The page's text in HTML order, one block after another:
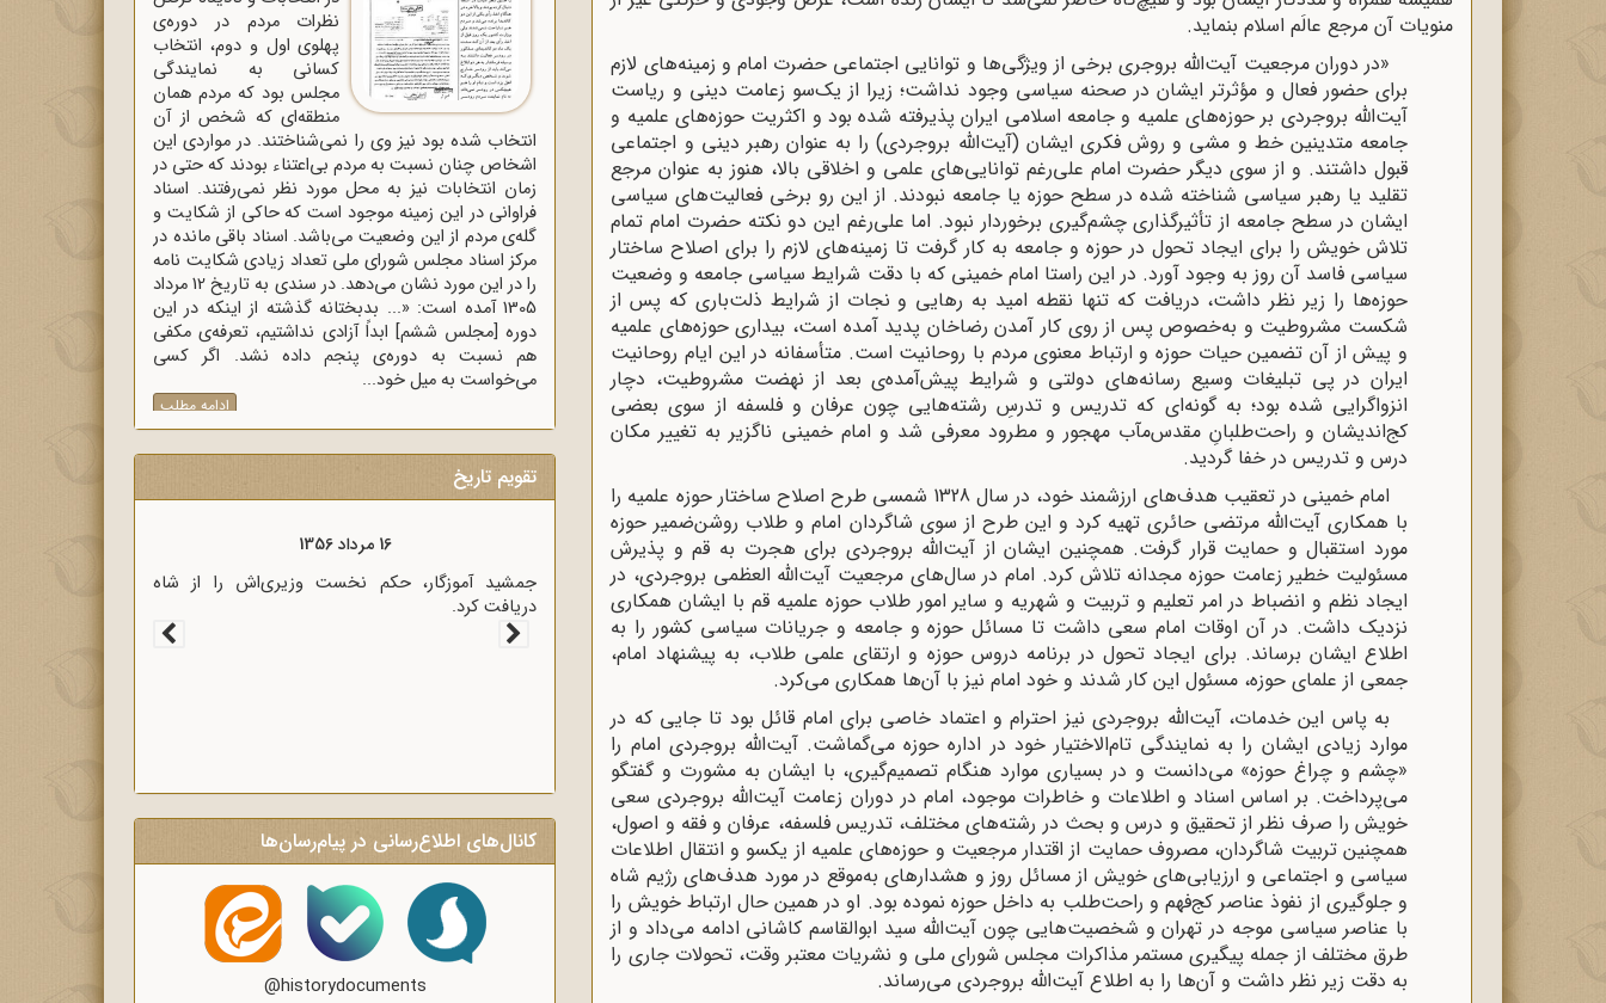
منویات آن مرجع عالَم اسلام بنماید.
«در دوران مرجعیت آیت‌الله بروجری برخی از ویژگی‌ها و توانایی اجتماعی حضرت امام و زمینه‌های لازم
برای حضور فعال و مؤثرتر ایشان در صحنه سیاسی وجود نداشت؛ زیرا از یک‌سو زعامت دینی و ریاست
آیت‌الله بروجردی بر حوزه‌های علمیه و جامعه اسلامی ایران پذیرفته شده بود و اکثریت حوزه‌های علمیه و
جامعه متدینین خط و مشی و روش فکری ایشان (آیت‌الله بروجردی) را به عنوان رهبر دینی و اجتماعی
قبول داشتند. و از سوی دیگر حضرت امام علی‌رغم توانایی‌های علمی و اخلاقی بالا، هنوز به عنوان مرجع
تقلید یا رهبر سیاسی شناخته شده در سطح حوزه یا جامعه نبودند. از این رو برخی فعالیت‌های سیاسی
ایشان در سطح جامعه از تأثیرگذاری چشم‌گیری برخوردار نبود. اما علی‌رغم این دو نکته حضرت امام تمام
تلاش خویش را برای ایجاد تحول در حوزه و جامعه به کار گرفت تا زمینه‌های لازم را برای اصلاح ساختار
سیاسی فاسد آن روز به وجود آورد. در این راستا امام خمینی که با دقت شرایط سیاسی جامعه و وضعیت
حوزه‌ها را زیر نظر داشت، دریافت که تنها نقطه امید به رهایی و نجات از شرایط ذلت‌باری که پس از
شکست مشروطیت و به‌خصوص پس از روی کار آمدن رضاخان پدید آمده است، بیداری حوزه‌های علمیه
و پیش از آن تضمین حیات حوزه و ارتباط معنوی مردم با روحانیت است. متأسفانه در این ایام روحانیت
ایران در پی تبلیغات وسیع رسانه‌های دولتی و شرایط پیش‌آمده‌ی بعد از نهضت مشروطیت، دچار
انزواگرایی شده بود؛ به گونه‌ای که تدریس و تدرسِ رشته‌هایی چون عرفان و فلسفه از سوی بعضی
کج‌اندیشان و راحت‌طلبانِ مقدس‌مآب مهجور و مطرود معرفی شد و امام خمینی ناگزیر به تغییر مکان
درس و تدریس در خفا گردید.
امام خمینی در تعقیب هدف‌های ارزشمند خود، در سال 1328 شمسی طرح اصلاح ساختار حوزه علمیه را
با همکاری آیت‌الله مرتضی حائری تهیه کرد و این طرح از سوی شاگردان امام و طلاب روشن‌ضمیر حوزه
مورد استقبال و حمایت قرار گرفت. همچنین ایشان از آیت‌الله بروجردی برای هجرت به قم و پذیرش
مسئولیت خطیر زعامت حوزه مجدانه تلاش کرد. امام در سال‌های مرجعیت آیت‌الله العظمی بروجردی، در
ایجاد نظم و انضباط در امر تعلیم و تربیت و شهریه و سایر امور طلاب حوزه علمیه قم با ایشان همکاری
نزدیک داشت‌. در آن اوقات امام سعی داشت تا مسائل حوزه و جامعه و جریانات سیاسی کشور را به
اطلاع ایشان برساند. برای ایجاد تحول در برنامه دروس حوزه و ارتقای علمی طلاب، به پیشنهاد امام،
جمعی از علمای حوزه، مسئول این کار شدند و خود امام نیز با آن‌ها همکاری می‌کرد.
به پاس این خدمات‌، آیت‌الله بروجردی نیز احترام و اعتماد خاصی برای امام قائل بود تا جایی که در
موارد زیادی ایشان را به نمایندگی تام‌الاختیار خود در اداره حوزه می‌گماشت‌. آیت‌الله بروجردی امام را
«چشم و چراغ حوزه‌» می‌دانست و در بسیاری موارد هنگام تصمیم‌گیری‌، با ایشان به مشورت و گفتگو
می‌پرداخت‌. بر اساس اسناد و اطلاعات و خاطرات موجود، امام در دوران زعامت آیت‌الله بروجردی سعی
خویش را صرف نظر از تحقیق و درس و بحث در رشته‌های مختلف، تدریس فلسفه، عرفان و فقه و اصول،
همچنین تربیت شاگردان، مصروف حمایت از اقتدار مرجعیت و حوزه‌های علمیه از یکسو و انتقال اطلاعات
سیاسی و اجتماعی و ارزیابی‌های خویش از مسائل روز و هشدارهای به‌موقع در مورد هدف‌های رژیم شاه
و جلوگیری از نفوذ عناصر کج‌فهم و راحت‌طلب به داخل حوزه نموده بود‌. او در همین حال ارتباط خویش را
با عناصر سیاسی موجه در تهران و شخصیت‌هایی چون آیت‌الله سید ابوالقاسم کاشانی ادامه می‌داد و از
طرق مختلف از جمله پیگیری مستمر مذاکرات مجلس شورای ملی و نشریات معتبر وقت‌، تحولات جاری را
به دقت زیر نظر داشت و آن‌ها را به اطلاع آیت‌الله بروجردی می‌رساند.
نظرات مردم در دوره‌ی
پهلوی اول و دوم، انتخاب
کسانی به نمایندگی
مجلس بود که مردم همان
منطقه‌ای که شخص از آن
انتخاب شده بود نیز وی را نمی‌شناختند. در مواردی این
اشخاص چنان نسبت به مردم بی‌اعتناء بودند که حتی در
زمان انتخابات نیز به محل مورد نظر نمی‌رفتند. اسناد
فراوانی در این زمینه موجود است که حاکی از شکایت و
گله‌ی مردم از این وضعیت می‌باشد. اسناد باقی مانده در
مرکز اسناد مجلس شورای ملی تعداد زیادی شکایت نامه
را در این مورد نشان می‌دهد. در سندی به تاریخ 12 مرداد
1305 آمده است: «... بدبختانه گذشته از اینکه در این
دوره [مجلس ششم] ابداً آزادی نداشتیم، تعرفه‌ی مکفی
هم نسبت به دوره‌ی پنجم داده نشد. اگر کسی
می‌خواست به میل خود...
ادامه مطلب
تقویم تاریخ
16 مرداد 1357
آغاز سخنرانی‌های انتقادی و روشنگر وعاظ در لبیک به
پیام امام به وعاظ و روحانیون برای روشنگری و
آگاه‌سازی در منبرهای ماه رمضان.
کانال‌های اطلاع‌رسانی در پیام‌رسان‌ها
@historydocuments